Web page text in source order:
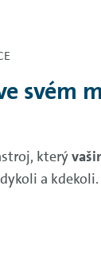
svém
který
a kdekoli.